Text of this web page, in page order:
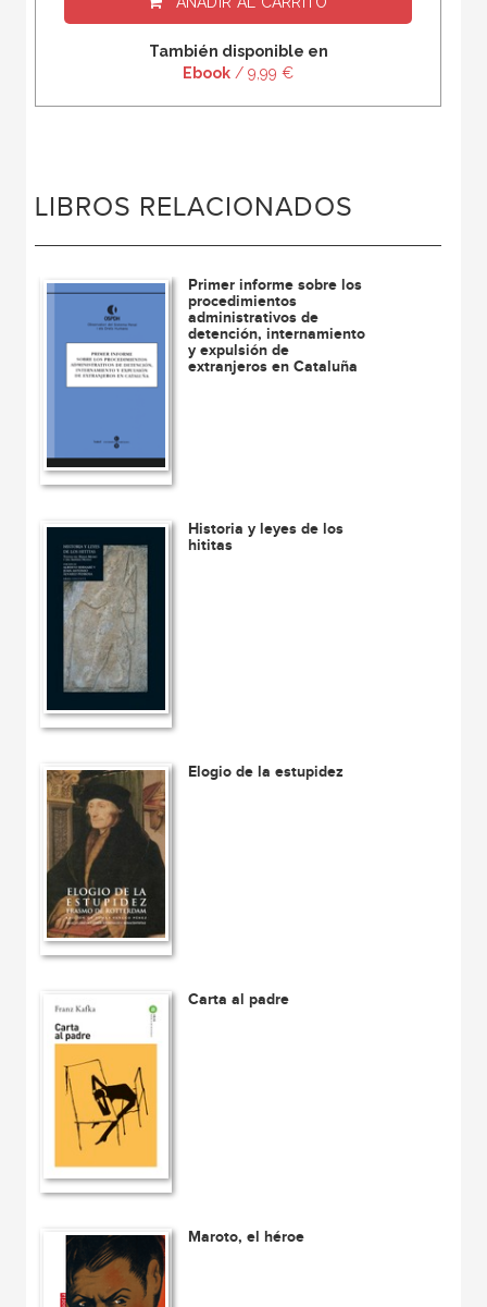
También disponible en
Ebook / 9,99 €
LIBROS RELACIONADOS
Primer informe sobre los
procedimientos
administrativos de
detención, internamiento
y expulsión de
extranjeros en Cataluña
Historia y leyes de los
hititas
Elogio de la estupidez
Carta al padre
Maroto, el héroe